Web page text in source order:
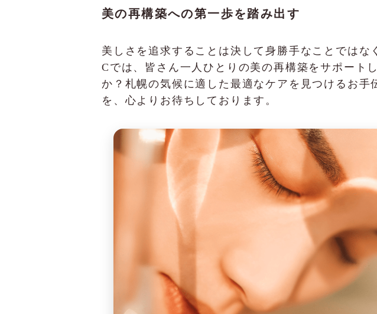
美の再構築への第一歩を踏み出す
美しさを追求することは決して身勝手なことでは
Cでは、皆さん一人ひとりの美の再構築をサポート
か？札幌の気候に適した最適なケアを見つけるお
を、心よりお待ちしております。